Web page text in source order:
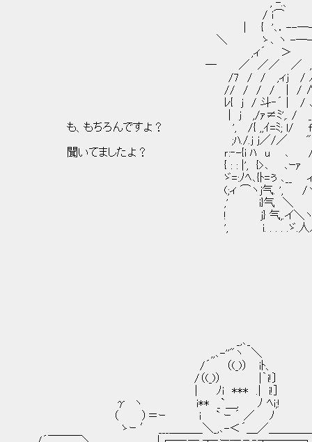
, -.、
/ i⌒
| { '､．--―-. .
＼ ゝ､ ヽ -―- ､ ...｀
,ィ´ ＞ ｀ヽ
― ／ ／／ ／ , i ヽ
/7 / / ,ィj / ﾉ Ｕ
// / / / | / ∧ ! } j
ﾚ{ j / 斗‐´ | / ､ﾍ、 .l ﾘ
| j ,/ｧ≠ﾐ',. / _｀ヽｰl ﾘ
も、もちろんですよ？ ', /{ ,,ｲ=ﾐ; l/ fΞ
;ﾊ./.j j／/／ "⌒ヾ'ﾘ
聞いてましたよ？ ｒ:‐-{i ﾊ u ､ / |
{ : : |', {>､ ､ｰｧ ,.'ィ7:ソ :
ゞ=:ﾉﾍ､{ﾄ=ぅ ､__ ィﾁ:ヽj./:
(;ィ ⌒ヽj气. ', /ヽ、: 'ﾚ´l
,' i}气 ＼ [二].} !:ゞ
! j} 气,.イ＼ヽ|￣|}
', i. . . . .ゞ.人ﾉヽﾉ ,
_,､_
,,､-''"ヽ ＼
/´ （(_)） iﾄ、
/（(_)） |｀i!〕
| ﾉi *** .| i!]
γ ヽ i** _`＿, ﾉ ﾍi;!
（ ）＝ｰ i ` ｰ ´ ／ ﾉ
ゝｰ ′ ___＿＿＿＼_,､-＜´＿／＿＿＿